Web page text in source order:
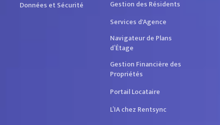
Données et Sécurité
Gestion des Résidents
Services d'Agence
Navigateur de Plans
d’Étage
Gestion Financière des
Propriétés
Portail Locataire
L’IA chez Rentsync